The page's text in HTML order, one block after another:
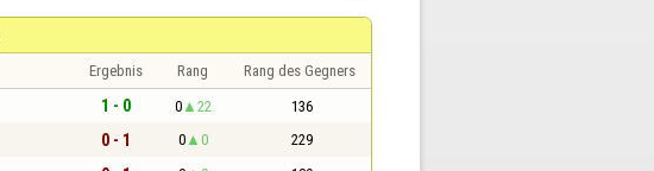
Ergebnis Rang Rang des Gegners
1 - 0 0 22 136
0 - 1 0 0 229